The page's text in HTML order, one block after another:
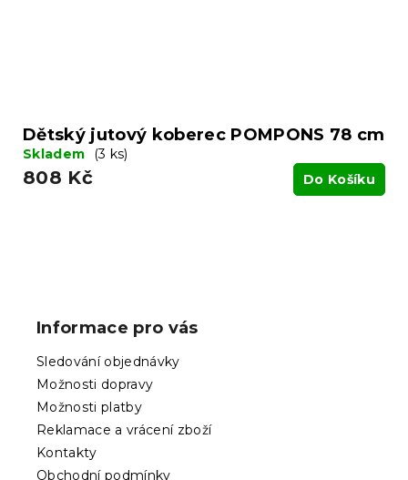
Dětský jutový koberec POMPONS 78 cm
Skladem (3 ks)
808 Kč Do Košíku
Informace pro vás
Sledování objednávky
Možnosti dopravy
Možnosti platby
Reklamace a vrácení zboží
Kontakty
Obchodní podmínky